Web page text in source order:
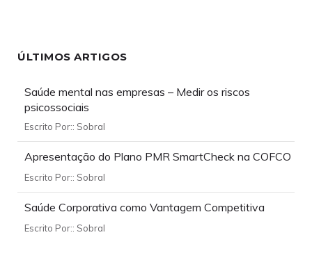
ÚLTIMOS ARTIGOS
Saúde mental nas empresas – Medir os riscos
psicossociais
Escrito Por:: Sobral
Apresentação do Plano PMR SmartCheck na COFCO
Escrito Por:: Sobral
Saúde Corporativa como Vantagem Competitiva
Escrito Por:: Sobral